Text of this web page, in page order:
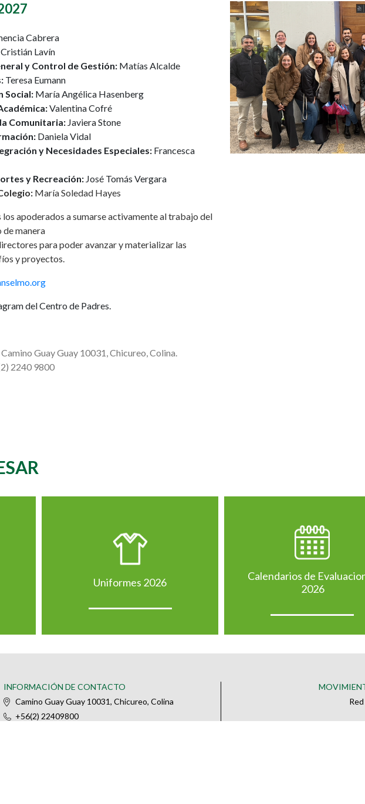
Cabrera
Lavín
y Control de Gestión: Matías Alcalde
Teresa Eumann
Social:María Angélica Hasenberg
Valentina Cofré
Comunitaria:Javiera Stone
Daniela Vidal
y Necesidades Especiales:Francesca
y Recreación:José Tomás Vergara
María Soledad Hayes
apoderados a sumarse activamente al trabajo del
de manera
para poder avanzar y materializar las
y proyectos.
del Centro de Padres.
Camino Guay Guay 10031, Chicureo, Colina.
2240 9800
Uniformes 2026
Calendarios de
2026
INFORMACIÓN DE CONTACTO
Camino Guay Guay 10031, Chicureo, Colina
+56(2) 22409800